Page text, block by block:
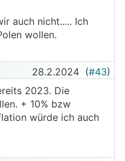
wenn man es hier
in
heißsn: Arbeit
ohne Gewinn
und 2025
flammt
auch nicht..... Ich
wollen.
28.2.2024 (#43)
2023. Die
+ 10% bzw
würde ich auch